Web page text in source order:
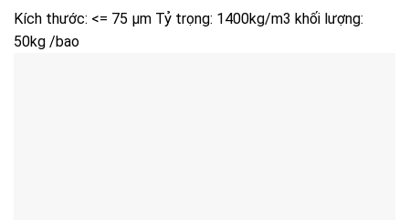
Kích thước: <= 75 µm Tỷ trọng: 1400kg/m3 khối lượng:
50kg /bao